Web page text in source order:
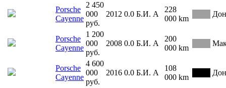
Porsche
Cayenne
2 450
000
руб.
2012 0.0 Б.И. А
228
000 km
Porsche
Cayenne
1 200
000
руб.
2008 0.0 Б.И. А
200
000 km
Porsche
Cayenne
4 600
000
руб.
2016 0.0 Б.И. А
108
000 km